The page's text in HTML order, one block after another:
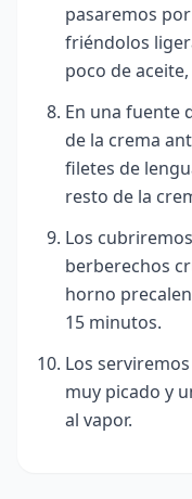
pasaremos
friéndolos
poco de
En una fuente
de la crema
filetes de
resto de la
Los
berberechos
horno
15 minutos.
Los
muy picado y
al vapor.